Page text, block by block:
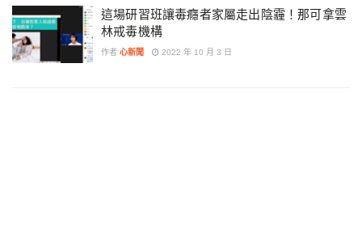
這場研習班讓毒癮者家屬走出陰霾！那可拿雲
林戒毒機構
作者 心新聞 2022 年 10 月 3 日